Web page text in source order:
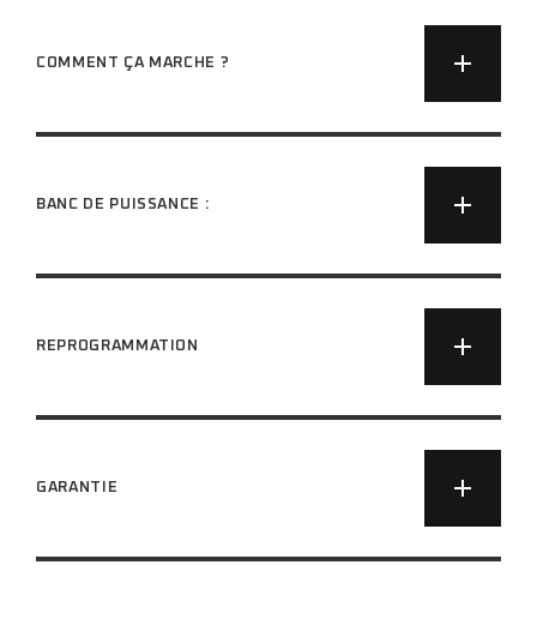
COMMENT ÇA MARCHE ?
BANC DE PUISSANCE :
REPROGRAMMATION
GARANTIE